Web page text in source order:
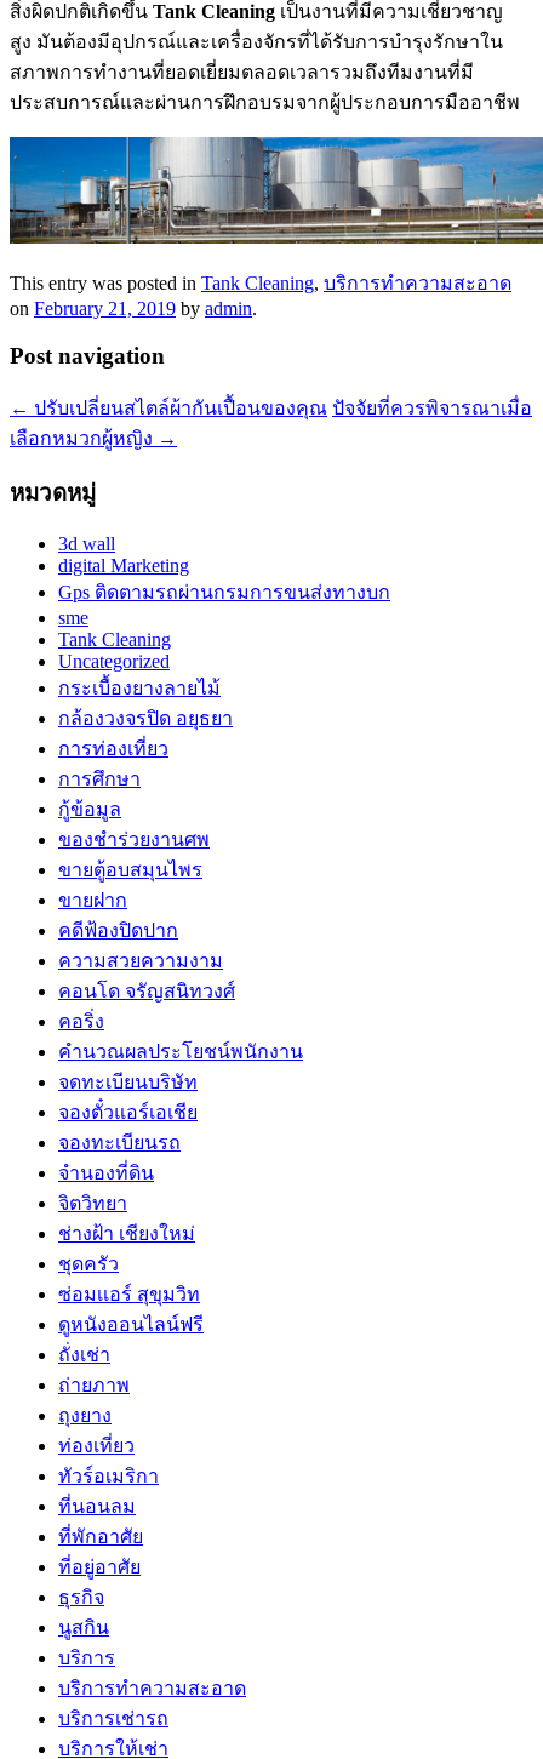
สิ่งผิดปกติเกิดขึ้น Tank Cleaning เป็นงานที่มีความเชี่ยวชาญ
สูง มันต้องมีอุปกรณ์และเครื่องจักรที่ได้รับการบำรุงรักษาใน
สภาพการทำงานที่ยอดเยี่ยมตลอดเวลารวมถึงทีมงานที่มี
ประสบการณ์และผ่านการฝึกอบรมจากผู้ประกอบการมืออาชีพ
This entry was posted in Tank Cleaning, บริการทำความสะอาด
on February 21, 2019 by admin.
Post navigation
← ปรับเปลี่ยนสไตล์ผ้ากันเปื้อนของคุณ ปัจจัยที่ควรพิจารณาเมื่อ
เลือกหมวกผู้หญิง →
หมวดหมู่
3d wall
digital Marketing
Gps ติดตามรถผ่านกรมการขนส่งทางบก
sme
Tank Cleaning
Uncategorized
กระเบื้องยางลายไม้
กล้องวงจรปิด อยุธยา
การท่องเที่ยว
การศึกษา
กู้ข้อมูล
ของชำร่วยงานศพ
ขายตู้อบสมุนไพร
ขายฝาก
คดีฟ้องปิดปาก
ความสวยความงาม
คอนโด จรัญสนิทวงศ์
คอริ่ง
คำนวณผลประโยชน์พนักงาน
จดทะเบียนบริษัท
จองตั๋วแอร์เอเชีย
จองทะเบียนรถ
จำนองที่ดิน
จิตวิทยา
ช่างฝ้า เชียงใหม่
ชุดครัว
ซ่อมเเอร์ สุขุมวิท
ดูหนังออนไลน์ฟรี
ถั่งเช่า
ถ่ายภาพ
ถุงยาง
ท่องเที่ยว
ทัวร์อเมริกา
ที่นอนลม
ที่พักอาศัย
ที่อยู่อาศัย
ธุรกิจ
นูสกิน
บริการ
บริการทำความสะอาด
บริการเช่ารถ
บริการให้เช่า